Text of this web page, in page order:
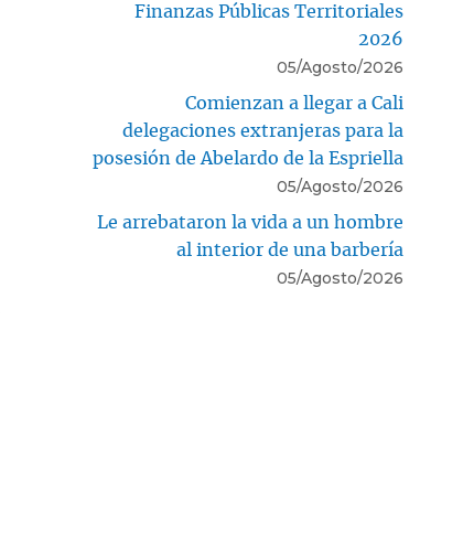
Finanzas Públicas Territoriales
2026
05/Agosto/2026
Comienzan a llegar a Cali
delegaciones extranjeras para la
posesión de Abelardo de la Espriella
05/Agosto/2026
Le arrebataron la vida a un hombre
al interior de una barbería
05/Agosto/2026